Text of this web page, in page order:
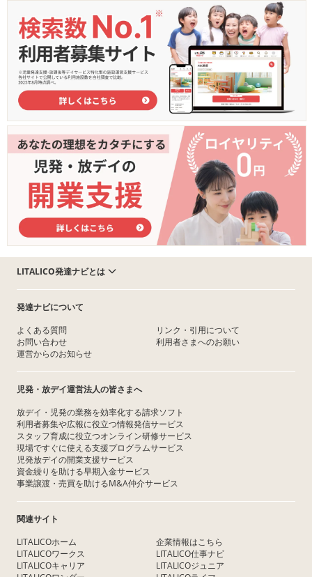
LITALICO発達ナビとは
発達ナビについて
よくある質問
お問い合わせ
運営からのお知らせ
リンク・引用について
利用者さまへのお願い
児発・放デイ運営法人の皆さまへ
放デイ・児発の業務を効率化する請求ソフト
利用者募集や広報に役立つ情報発信サービス
スタッフ育成に役立つオンライン研修サービス
現場ですぐに使える支援プログラムサービス
児発放デイの開業支援サービス
資金繰りを助ける早期入金サービス
事業譲渡・売買を助けるM&A仲介サービス
関連サイト
LITALICOホーム
LITALICOワークス
LITALICOキャリア
企業情報はこちら
LITALICO仕事ナビ
LITALICOジュニア